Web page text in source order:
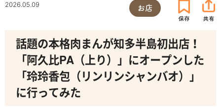
2026.05.09 お店
話題の本格肉まんが知多半島初出店！
「阿久比PA（上り）」にオープンした
「玲玲香包（リンリンシャンバオ）」
に行ってみた